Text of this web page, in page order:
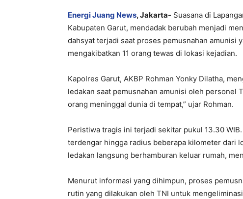
Energi Juang News, Jakarta- Suasana di
Kabupaten Garut, mendadak berubah menjadi
dahsyat terjadi saat proses pemusnahan amunisi
mengakibatkan 11 orang tewas di lokasi kejadian.
Kapolres Garut, AKBP Rohman Yonky Dilatha,
ledakan saat pemusnahan amunisi oleh personel
orang meninggal dunia di tempat,” ujar Rohman.
Peristiwa tragis ini terjadi sekitar pukul 13.30
terdengar hingga radius beberapa kilometer dari
ledakan langsung berhamburan keluar rumah,
Menurut informasi yang dihimpun, proses
rutin yang dilakukan oleh TNI untuk